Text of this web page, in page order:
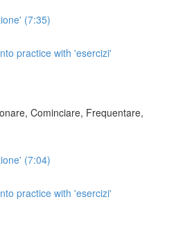
(7:35)
practice with 'esercizi'
Cominciare, Frequentare,
(7:04)
practice with 'esercizi'